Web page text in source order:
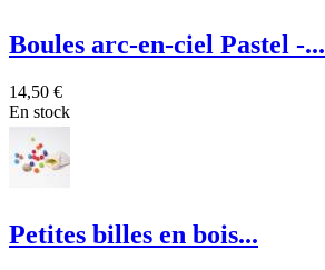
Boules arc-en-ciel Pastel -...
14,50 €
En stock
Petites billes en bois...